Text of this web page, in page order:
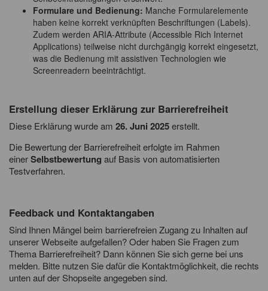
Formulare und Bedienung: Manche Formularelemente
haben keine korrekt verknüpften Beschriftungen (Labels).
Zudem werden ARIA-Attribute (Accessible Rich Internet
Applications) teilweise nicht durchgängig korrekt eingesetzt,
was die Bedienung mit assistiven Technologien wie
Screenreadern beeinträchtigt.
Erstellung dieser Erklärung zur Barrierefreiheit
Diese Erklärung wurde am 26. Juni 2025erstellt.
Die Bewertung der Barrierefreiheit erfolgte im Rahmen
einerSelbstbewertung auf Basis von automatisierten
Testverfahren.
Feedback und Kontaktangaben
Sind Ihnen Mängel beim barrierefreien Zugang zu Inhalten auf
unserer Webseite aufgefallen? Oder haben Sie Fragen zum
Thema Barrierefreiheit? Dann können Sie sich gerne bei uns
melden. Bitte nutzen Sie dafür die Kontaktmöglichkeit, die rechts
unten auf der Shopseite angegeben sind.